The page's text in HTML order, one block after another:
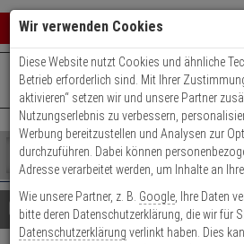
Warenkorb schließen
0 ARTIKEL IM
Ihr
Ergebnisse ()
Shop
durchsuchen
Bitte
geben
Sie
mindestens
Es
wurde
noch
Kategorien
+49 (0)821 899 493-0Mo. - Do.: 8:00 -
Kontaktservice
Details Beratung
Wir verwenden Cookies
Diese Website nutzt Cookies und ähnliche
Betrieb erforderlich sind. Mit Ihrer
aktivieren“ setzen wir und unsere Partner
Nutzungserlebnis zu verbessern,
Werbung bereitzustellen und Analysen zur
durchzuführen. Dabei können
Adresse verarbeitet werden, um Inhalte an
Wie unsere Partner, z. B. Google , Ihre Daten
bitte deren Datenschutzerklärung, die wir für
Datenschutzerklärung verlinkt haben. Dies